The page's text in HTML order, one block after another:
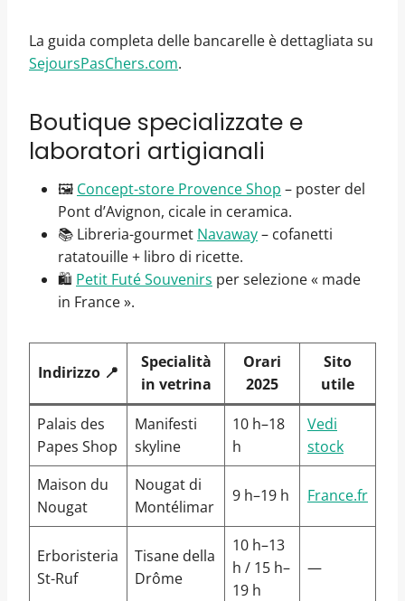
La guida completa delle bancarelle è dettagliata su
SejoursPasChers.com.
Boutique specializzate e
laboratori artigianali
🖼️ Concept-store Provence Shop – poster del
Pont d’Avignon, cicale in ceramica.
📚 Libreria-gourmet Navaway– cofanetti
ratatouille + libro di ricette.
🛍️ Petit Futé Souvenirs per selezione « made
in France ».
Indirizzo 📍
Specialità
in vetrina
Orari
2025
Sito
utile
Palais des
Papes Shop
Manifesti
skyline
10 h–18
h
Vedi
stock
Maison du
Nougat
Nougat di
Montélimar
9 h–19 h France.fr
Erboristeria
St-Ruf
Tisane della
Drôme
10 h–13
h / 15 h–
19 h
—